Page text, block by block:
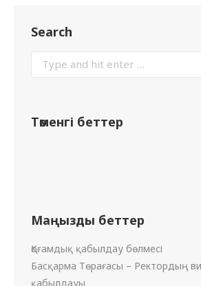
Search
Төменгі беттер
Маңызды беттер
Қоғамдық қабылдау бөлмесі
Басқарма Төрағасы – Ректордың
қабылдауы